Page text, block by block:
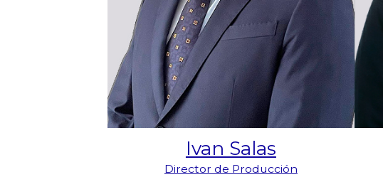
Ivan Salas
Director de Producción